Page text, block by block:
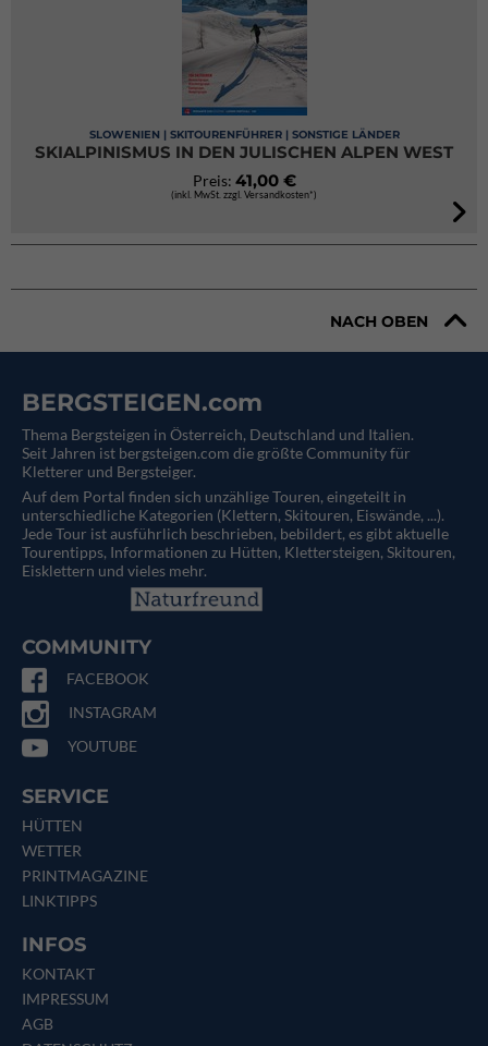
SLOWENIEN | SKITOURENFÜHRER | SONSTIGE LÄNDER
SKIALPINISMUS IN DEN JULISCHEN ALPEN WEST
Preis: 41,00 €
(inkl. MwSt. zzgl. Versandkosten*)
NACH OBEN
BERGSTEIGEN.com
Thema Bergsteigen in Österreich, Deutschland und Italien.
Seit Jahren ist bergsteigen.com die größte Community für
Kletterer und Bergsteiger.
Auf dem Portal finden sich unzählige Touren, eingeteilt in
unterschiedliche Kategorien (Klettern, Skitouren, Eiswände, ...).
Jede Tour ist ausführlich beschrieben, bebildert, es gibt aktuelle
Tourentipps, Informationen zu Hütten, Klettersteigen, Skitouren,
Eisklettern und vieles mehr.
COMMUNITY
FACEBOOK
INSTAGRAM
YOUTUBE
SERVICE
HÜTTEN
WETTER
PRINTMAGAZINE
LINKTIPPS
INFOS
KONTAKT
IMPRESSUM
AGB